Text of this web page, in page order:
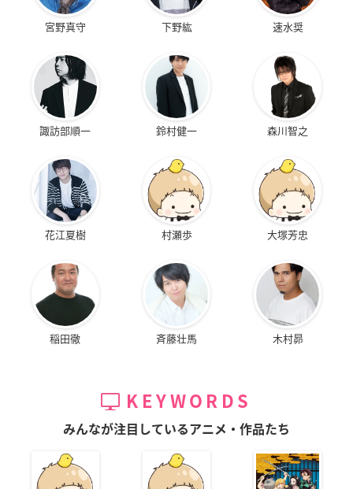
宮野真守 下野紘 速水奨
諏訪部順一 鈴村健一 森川智之
花江夏樹 村瀬歩 大塚芳忠
稲田徹 斉藤壮馬 木村昴
KEYWORDS
みんなが注目しているアニメ・作品たち